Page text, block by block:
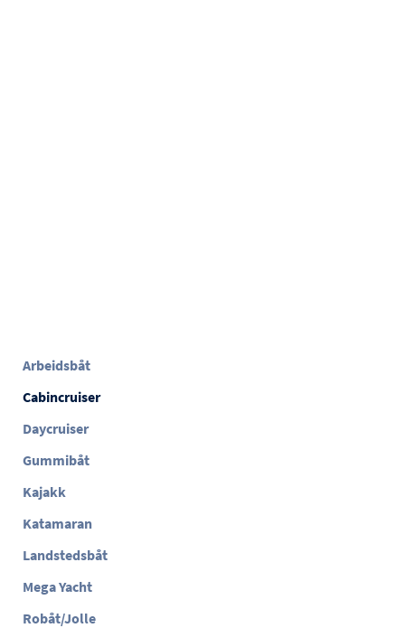
Arbeidsbåt
Cabincruiser
Daycruiser
Gummibåt
Kajakk
Katamaran
Landstedsbåt
Mega Yacht
Robåt/Jolle